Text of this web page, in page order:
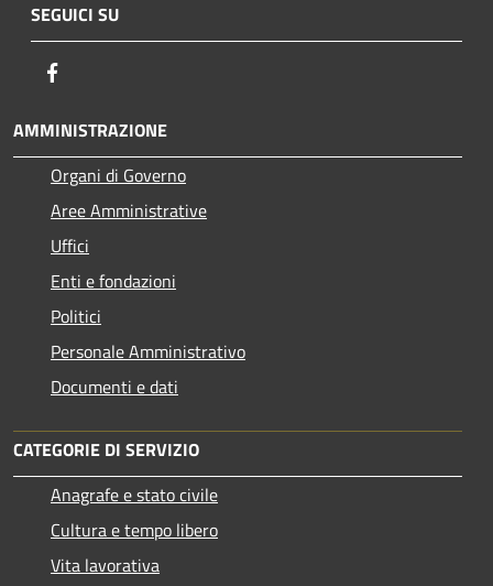
SEGUICI SU
AMMINISTRAZIONE
Organi di Governo
Aree Amministrative
Uffici
Enti e fondazioni
Politici
Personale Amministrativo
Documenti e dati
CATEGORIE DI SERVIZIO
Anagrafe e stato civile
Cultura e tempo libero
Vita lavorativa